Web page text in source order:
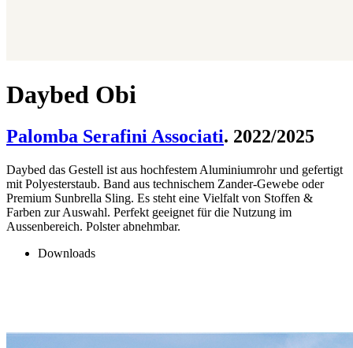
Daybed Obi
Palomba Serafini Associati. 2022/2025
Daybed das Gestell ist aus hochfestem Aluminiumrohr und gefertigt
mit Polyesterstaub. Band aus technischem Zander-Gewebe oder
Premium Sunbrella Sling. Es steht eine Vielfalt von Stoffen &
Farben zur Auswahl. Perfekt geeignet für die Nutzung im
Aussenbereich. Polster abnehmbar.
Downloads